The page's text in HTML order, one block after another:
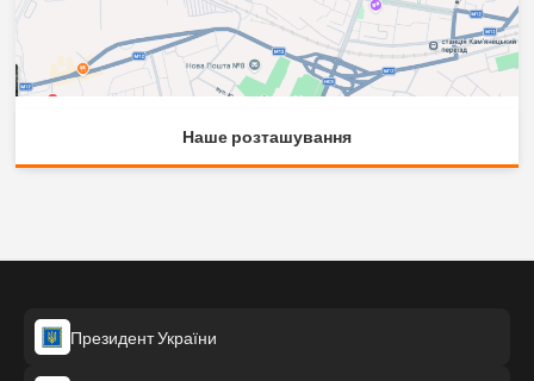
Наше розташування
Президент України